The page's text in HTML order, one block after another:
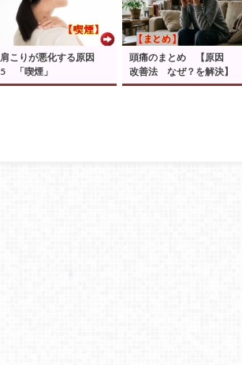
肩こりが悪化する原因
5 「喫煙」
頭痛のまとめ 【原因
改善法 なぜ？を解決】